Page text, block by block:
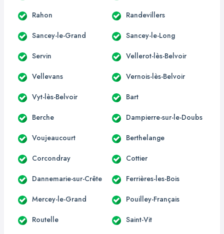
Rahon Randevillers
Sancey-le-Grand Sancey-le-Long
Servin Vellerot-lès-Belvoir
Vellevans Vernois-lès-Belvoir
Vyt-lès-Belvoir Bart
Berche Dampierre-sur-le-Doubs
Voujeaucourt Berthelange
Corcondray Cottier
Dannemarie-sur-Crête Ferrières-les-Bois
Mercey-le-Grand Pouilley-Français
Routelle Saint-Vit